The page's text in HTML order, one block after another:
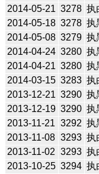
2014-05-21 3278 执
2014-05-18 3278 执
2014-05-08 3279 执
2014-04-24 3280 执
2014-04-21 3280 执
2014-03-15 3283 执
2013-12-21 3290 执
2013-12-19 3290 执
2013-11-21 3292 执
2013-11-08 3293 执
2013-11-02 3293 执
2013-10-25 3294 执